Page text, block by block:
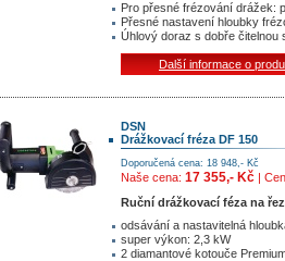
Pro přesné frézování drážek:
Přesné nastavení hloubky
Úhlový doraz s dobře čitelnou
Další informace o
DSN
Drážkovací fréza DF 150
Doporučená cena: 18 948,- Kč
Naše cena: 17 355,- Kč
|
Ruční drážkovací féza na
odsávání a nastavitelná
super výkon: 2,3 kW
2 diamantové kotouče